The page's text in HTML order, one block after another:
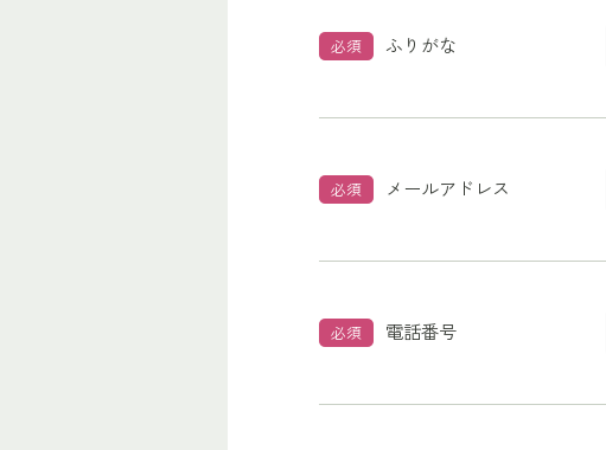
必須 ふりがな
必須 メールアドレス
必須 電話番号